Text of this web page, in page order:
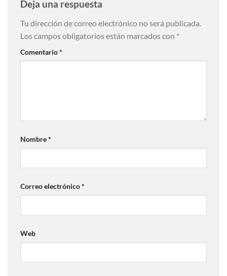
Deja una respuesta
Tu dirección de correo electrónico no será publicada.
Los campos obligatorios están marcados con *
Comentario*
Nombre*
Correo electrónico*
Web